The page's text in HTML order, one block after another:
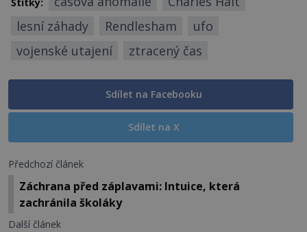
Štítky:
lesní záhady
Rendlesham
ufo
vojenské utajení
ztracený čas
Sdílet na Facebooku
Sdílet na X
Předchozí článek
Záchrana před záplavami: Intuice, která
zachránila školáky
Další článek